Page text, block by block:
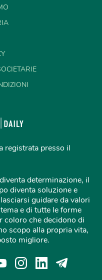
registrata presso il
determinazione, il
diventa soluzione e
guidare da valori
e di tutte le forme
coloro che decidono di
scopo alla propria vita,
migliore.